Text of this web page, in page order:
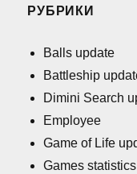
РУБРИКИ
Balls update
Battleship
Dimini Search
Employee
Game of Life
Games statistics